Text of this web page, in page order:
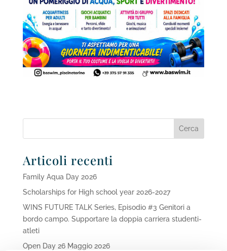
Articoli recenti
Family Aqua Day 2026
Scholarships for High school year 2026-2027
WINS FUTURE TALK Series, Episodio #3 Genitori a
bordo campo. Supportare la doppia carriera studenti-
atleti
Open Day 26 Maggio 2026